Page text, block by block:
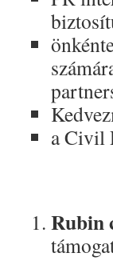
a Civil
Rubin